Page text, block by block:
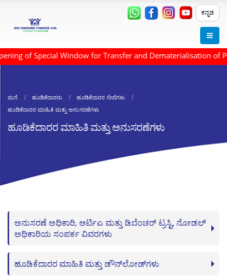
ಕನ್ನಡ
of Special Window for Transfer and Dematerialisation of
ಮನೆ ಹೂಡಿಕೆದಾರರು
ಹೂಡಿಕೆದಾರರ ಸೇವೆಗಳು
ಹೂಡಿಕೆದಾರರ ಮಾಹಿತಿ ಮತ್ತು ಅನುಸರಣೆಗಳು
ಹೂಡಿಕೆದಾರರ ಮಾಹಿತಿ ಮತ್ತು ಅನುಸರಣೆಗಳು
ಅನುಸರಣೆ ಅಧಿಕಾರಿ, ಆರ್ಟಿಎ ಮತ್ತು ಡಿಬೆಂಚರ್ ಟ್ರಸ್ಟಿ, ನೋಡಲ್
ಅಧಿಕಾರಿಯ ಸಂಪರ್ಕ ವಿವರಗಳು
ಹೂಡಿಕೆದಾರರ ಮಾಹಿತಿ ಮತ್ತು ಡೌನ್‌ಲೋಡ್‌ಗಳು